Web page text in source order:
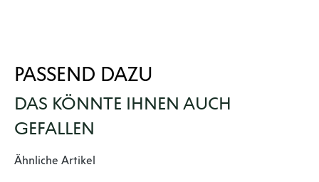
PASSEND DAZU
DAS KÖNNTE IHNEN AUCH
GEFALLEN
Produktgalerie überspringen
Ähnliche Artikel